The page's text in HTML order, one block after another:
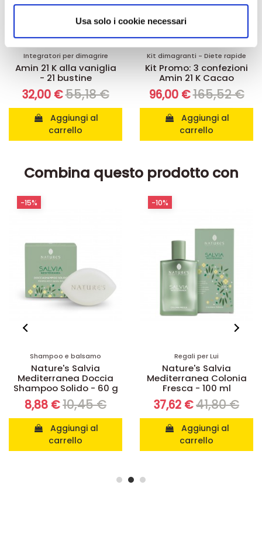
analizzare il nostro traffico. Condividiamo inoltre
informazioni sul modo in cui utilizza il nostro sito con i
nostri partner che si occupano di analisi dei dati web,
pubblicità e social media, i quali potrebbero combinarle
con altre informazioni che ha fornito loro o che hanno
raccolto dal suo utilizzo dei loro servizi.
Usa solo i cookie necessari
Integratori per dimagrire
Amin 21 K alla vaniglia
- 21 bustine
32,00 €55,18 €
carrello
Kit dimagranti - Diete rapide
Kit Promo: 3 confezioni
Amin 21 K Cacao
96,00 €165,52 €
carrello
Combina questo prodotto con
Shampoo e balsamo
Nature's Salvia
Mediterranea Doccia
Shampoo Solido - 60 g
8,88 €10,45 €
carrello
-15%
Regali per Lui
Nature's Salvia
Mediterranea Colonia
Fresca - 100 ml
37,62 €41,80 €
carrello
-10%